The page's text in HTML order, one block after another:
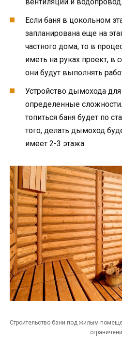
Если баня в цокольном
запланирована еще на
частного дома, то в
иметь на руках проект, в
они будут выполнять
Устройство дымохода
определенные
топиться баня будет по
того, делать дымоход
имеет 2-3 этажа.
Строительство бани под жилым